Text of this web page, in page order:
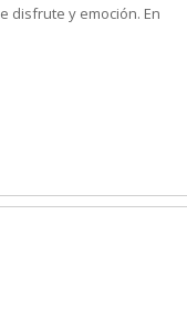
disfrute y emoción. En